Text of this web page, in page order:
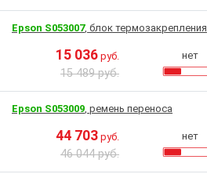
Epson S053007, блок термозакрепления
15 036 руб.
15 489 руб.
нет
Epson S053009, ремень переноса
44 703 руб.
46 044 руб.
нет